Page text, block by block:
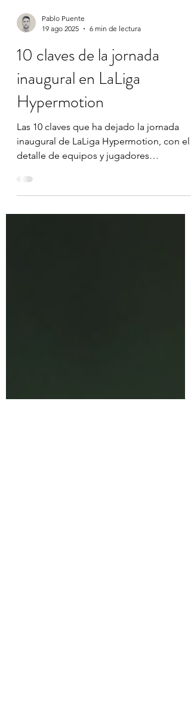
Pablo Puente
19 ago 2025
6 min de lectura
10 claves de la jornada
inaugural en LaLiga
Hypermotion
Las 10 claves que ha dejado la jornada
inaugural de LaLiga Hypermotion, con el